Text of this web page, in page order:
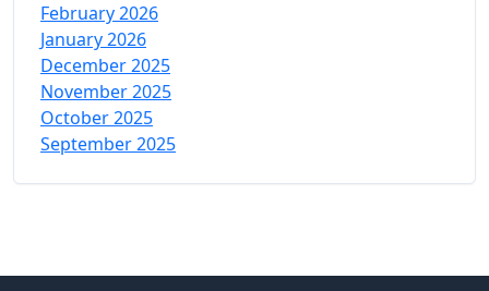
February 2026
January 2026
December 2025
November 2025
October 2025
September 2025